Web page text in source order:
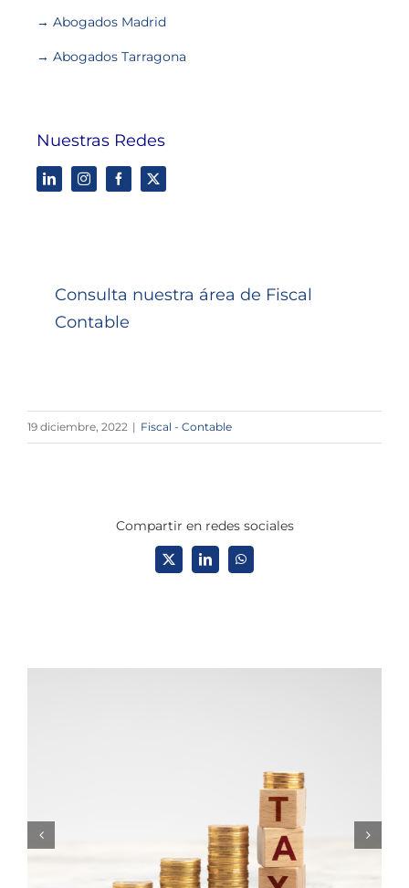
→ Abogados Madrid
→ Abogados Tarragona
Nuestras Redes
Consulta nuestra área de Fiscal
Contable
19 diciembre, 2022 | Fiscal - Contable
Compartir en redes sociales
X LinkedInWhatsApp